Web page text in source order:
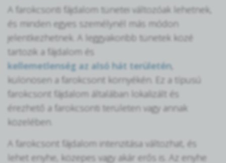
A farokcsonti fájdalom tünetei változóak lehetnek,
és minden egyes személynél más módon
jelentkezhetnek. A leggyakoribb tünetek közé
tartozik a fájdalom és
kellemetlenség az alsó hát területén,
különösen a farokcsont környékén. Ez a típusú
farokcsont fájdalom általában lokalizált és
érezhető a farokcsonti területen vagy annak
közelében.
A farokcsont fájdalom intenzitása változhat, és
lehet enyhe, közepes vagy akár erős is. Az enyhe